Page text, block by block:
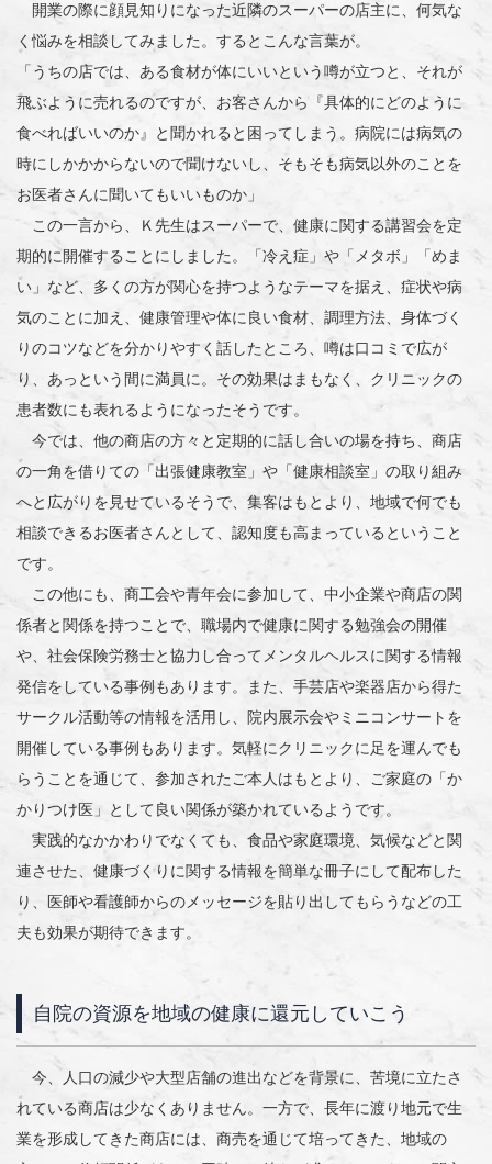
開業の際に顔見知りになった近隣のスーパーの店主に、何気な
く悩みを相談してみました。するとこんな言葉が。
「うちの店では、ある食材が体にいいという噂が立つと、それが
飛ぶように売れるのですが、お客さんから『具体的にどのように
食べればいいのか』と聞かれると困ってしまう。病院には病気の
時にしかかからないので聞けないし、そもそも病気以外のことを
お医者さんに聞いてもいいものか」
この一言から、Ｋ先生はスーパーで、健康に関する講習会を定
期的に開催することにしました。「冷え症」や「メタボ」「めま
い」など、多くの方が関心を持つようなテーマを据え、症状や病
気のことに加え、健康管理や体に良い食材、調理方法、身体づく
りのコツなどを分かりやすく話したところ、噂は口コミで広が
り、あっという間に満員に。その効果はまもなく、クリニックの
患者数にも表れるようになったそうです。
今では、他の商店の方々と定期的に話し合いの場を持ち、商店
の一角を借りての「出張健康教室」や「健康相談室」の取り組み
へと広がりを見せているそうで、集客はもとより、地域で何でも
相談できるお医者さんとして、認知度も高まっているということ
です。
この他にも、商工会や青年会に参加して、中小企業や商店の関
係者と関係を持つことで、職場内で健康に関する勉強会の開催
や、社会保険労務士と協力し合ってメンタルヘルスに関する情報
発信をしている事例もあります。また、手芸店や楽器店から得た
サークル活動等の情報を活用し、院内展示会やミニコンサートを
開催している事例もあります。気軽にクリニックに足を運んでも
らうことを通じて、参加されたご本人はもとより、ご家庭の「か
かりつけ医」として良い関係が築かれているようです。
実践的なかかわりでなくても、食品や家庭環境、気候などと関
連させた、健康づくりに関する情報を簡単な冊子にして配布した
り、医師や看護師からのメッセージを貼り出してもらうなどの工
夫も効果が期待できます。
自院の資源を地域の健康に還元していこう
今、人口の減少や大型店舗の進出などを背景に、苦境に立たさ
れている商店は少なくありません。一方で、長年に渡り地元で生
業を形成してきた商店には、商売を通じて培ってきた、地域の